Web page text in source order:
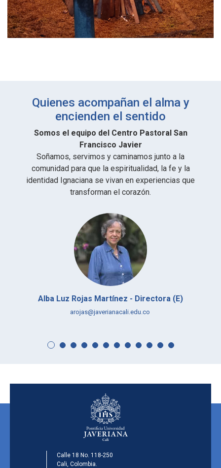
Quienes acompañan el alma y
encienden el sentido
Somos el equipo del Centro Pastoral San
Francisco Javier
Soñamos, servimos y caminamos junto a la
comunidad para que la espiritualidad, la fe y la
identidad Ignaciana se vivan en experiencias que
transforman el corazón.
Ayleen Mariara Lasprilla - Secretaria Centro Pastoral
ayleen.lasprilla@javerianacali.edu.co
Calle 18 No. 118-250
Cali, Colombia.